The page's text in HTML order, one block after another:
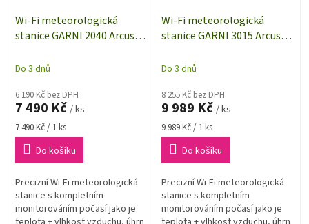
Wi-Fi meteorologická
stanice GARNI 2040 Arcus
možnost detekce blesku
Do 3 dnů
6 190 Kč bez DPH
7 490 Kč / ks
Měrná
cena:
7 490 Kč / 1 ks
Do košíku
Precizní Wi-Fi meteorologická
stanice s kompletním
monitorováním počasí jako je
Wi-Fi meteorologická
stanice GARNI 3015 Arcus
čidlo 7v1 | ventilované čidlo
Do 3 dnů
8 255 Kč bez DPH
9 989 Kč / ks
Měrná
cena:
9 989 Kč / 1 ks
Do košíku
Precizní Wi-Fi meteorologická
stanice s kompletním
monitorováním počasí jako je